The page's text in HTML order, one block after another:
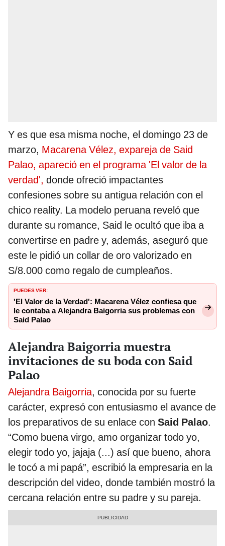
Y es que esa misma noche, el domingo 23 de
marzo, Macarena Vélez, expareja de Said
Palao, apareció en el programa 'El valor de la
verdad', donde ofreció impactantes
confesiones sobre su antigua relación con el
chico reality. La modelo peruana reveló que
durante su romance, Said le ocultó que iba a
convertirse en padre y, además, aseguró que
este le pidió un collar de oro valorizado en
S/8.000 como regalo de cumpleaños.
PUEDES VER:
'El Valor de la Verdad': Macarena Vélez confiesa que
le contaba a Alejandra Baigorria sus problemas con
Said Palao
Alejandra Baigorria muestra
invitaciones de su boda con Said
Palao
Alejandra Baigorria, conocida por su fuerte
carácter, expresó con entusiasmo el avance de
los preparativos de su enlace con Said Palao.
“Como buena virgo, amo organizar todo yo,
elegir todo yo, jajaja (...) así que bueno, ahora
le tocó a mi papá”, escribió la empresaria en la
descripción del video, donde también mostró la
cercana relación entre su padre y su pareja.